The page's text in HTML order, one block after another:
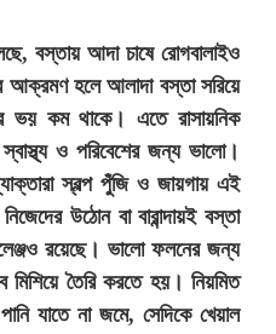
বস্তায় আদা চাষে রোগবালাইও
হলে আলাদা বস্তা সরিয়ে
ভয় কম থাকে। এতে রাসায়নিক
ও পরিবেশের জন্য ভালো।
স্বল্প পুঁজি ও জায়গায় এই
উঠোন বা বারান্দায়ই বস্তা
রয়েছে। ভালো ফলনের জন্য
মিশিয়ে তৈরি করতে হয়। নিয়মিত
যাতে না জমে, সেদিকে খেয়াল